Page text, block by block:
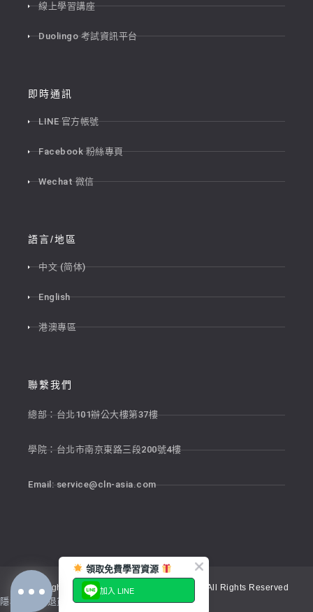
線上學習講座
Duolingo 考試資訊平台
即時通訊
LINE 官方帳號
Facebook 粉絲專頁
Wechat 微信
語言/地區
中文 (简体)
English
港澳專區
聯繫我們
總部：台北101辦公大樓第37樓
學院：台北市南京東路三段200號4樓
Email:service@cln-asia.com
Copyright © 2026 新貴語文顧問股份有限公司 All Rights Reserved
隱私權政策 退貨政策服務條款
領取免費學習資源
加入 LINE